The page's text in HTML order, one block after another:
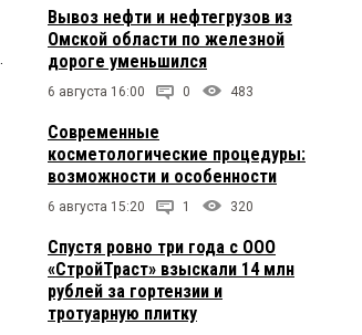
Вывоз нефти и нефтегрузов из
Омской области по железной
дороге уменьшился
6 августа 16:00 0 483
Современные
косметологические процедуры:
возможности и особенности
6 августа 15:20 1 320
Спустя ровно три года с ООО
«СтройТраст» взыскали 14 млн
рублей за гортензии и
тротуарную плитку